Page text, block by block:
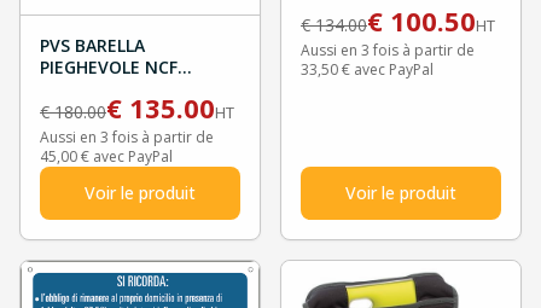
PVS BARELLA
PIEGHEVOLE NCF
€180.00€ 135.00HT
Aussi en 3 fois à partir de
45,00 € avec PayPal
Voir le produit
€134.00€ 100.50HT
Aussi en 3 fois à partir de
33,50 € avec PayPal
Voir le produit